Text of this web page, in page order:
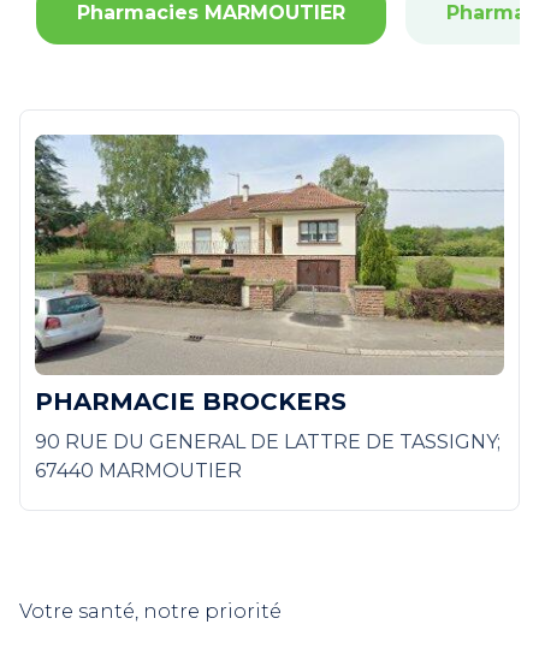
Pharmacies MARMOUTIER
PHARMACIE BROCKERS
90 RUE DU GENERAL DE LATTRE DE TASSIGNY;
67440 MARMOUTIER
Votre santé, notre priorité